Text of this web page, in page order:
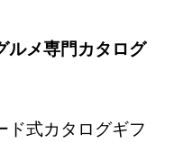
ルメ専門カタログ
ド式カタログギフ